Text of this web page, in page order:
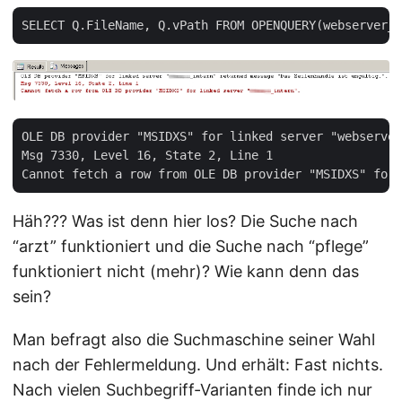
OLE DB provider "MSIDXS" for linked server
Msg 7330, Level 16, State 2, Line 1
Häh??? Was ist denn hier los? Die Suche nach
“arzt” funktioniert und die Suche nach “pflege”
funktioniert nicht (mehr)? Wie kann denn das
sein?
Man befragt also die Suchmaschine seiner Wahl
nach der Fehlermeldung. Und erhält: Fast nichts.
Nach vielen Suchbegriff-Varianten finde ich nur